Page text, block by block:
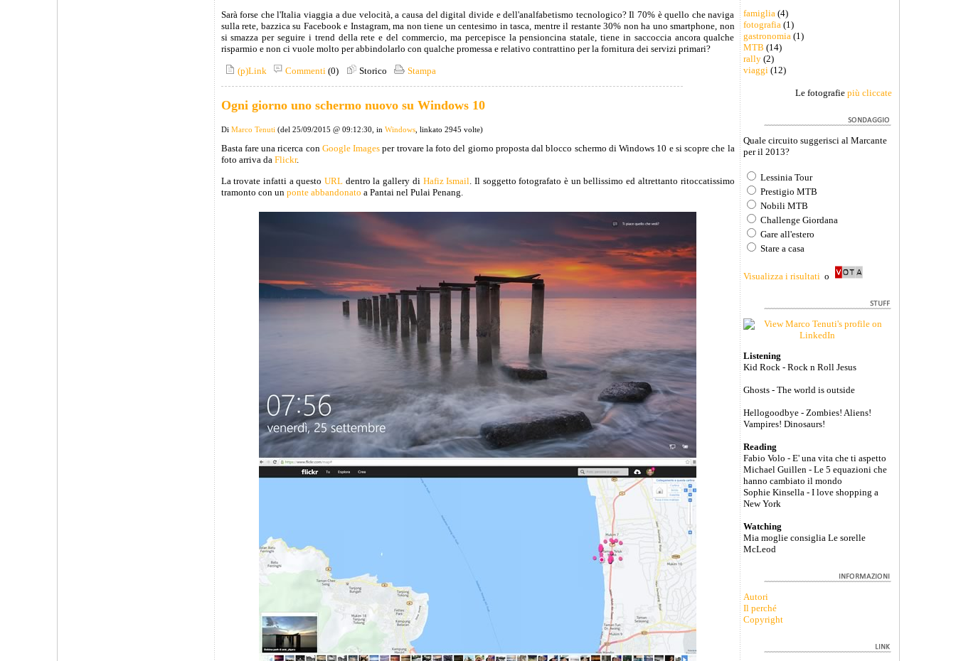
Sarà forse che l'Italia viaggia a due velocità, a causa del digital divide e dell'analfabetismo tecnologico? Il 70% è quello che naviga
sulla rete, bazzica su Facebook e Instagram, ma non tiene un centesimo in tasca, mentre il restante 30% non ha uno smartphone, non
si smazza per seguire i trend della rete e del commercio, ma percepisce la pensioncina statale, tiene in saccoccia ancora qualche
risparmio e non ci vuole molto per abbindolarlo con qualche promessa e relativo contrattino per la fornitura dei servizi primari?
(p)Link Commenti (0) Storico Stampa
Ogni giorno uno schermo nuovo su Windows 10
Di Marco Tenuti (del 25/09/2015 @ 09:12:30, in Windows, linkato 2945 volte)
Basta fare una ricerca con Google Images per trovare la foto del giorno proposta dal blocco schermo di Windows 10 e si scopre che la
foto arriva da Flickr.
La trovate infatti a questo URL dentro la gallery di Hafiz Ismail . Il soggetto fotografato è un bellissimo ed altrettanto ritoccatissimo
tramonto con un ponte abbandonato a Pantai nel Pulai Penang.
famiglia (4)
fotografia (1)
gastronomia (1)
MTB (14)
rally(2)
viaggi (12)
Le fotografie più cliccate
Quale circuito suggerisci al Marcante
per il 2013?
Lessinia Tour
Prestigio MTB
Nobili MTB
Challenge Giordana
Gare all'estero
Stare a casa
Visualizza i risultati o
Listening
Kid Rock - Rock n Roll Jesus
Ghosts - The world is outside
Hellogoodbye - Zombies! Aliens!
Vampires! Dinosaurs!
Reading
Fabio Volo - E' una vita che ti aspetto
Michael Guillen - Le 5 equazioni che
hanno cambiato il mondo
Sophie Kinsella - I love shopping a
New York
Watching
Mia moglie consiglia Le sorelle
McLeod
Autori
Il perché
Copyright